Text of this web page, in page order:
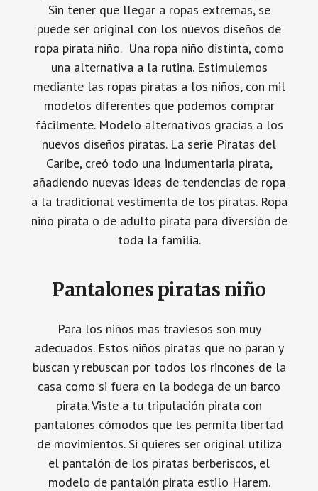
Sin tener que llegar a ropas extremas, se
puede ser original con los nuevos diseños de
ropa pirata niño. Una ropa niño distinta, como
una alternativa a la rutina. Estimulemos
mediante las ropas piratas a los niños, con mil
modelos diferentes que podemos comprar
fácilmente. Modelo alternativos gracias a los
nuevos diseños piratas. La serie Piratas del
Caribe, creó todo una indumentaria pirata,
añadiendo nuevas ideas de tendencias de ropa
a la tradicional vestimenta de los piratas. Ropa
niño pirata o de adulto pirata para diversión de
toda la familia.
Pantalones piratas niño
Para los niños mas traviesos son muy
adecuados. Estos niños piratas que no paran y
buscan y rebuscan por todos los rincones de la
casa como si fuera en la bodega de un barco
pirata. Viste a tu tripulación pirata con
pantalones cómodos que les permita libertad
de movimientos. Si quieres ser original utiliza
el pantalón de los piratas berberiscos, el
modelo de pantalón pirata estilo Harem.